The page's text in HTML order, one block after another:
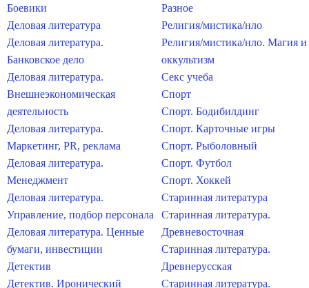
Боевики
Деловая литература
Деловая литература.
Банковское дело
Деловая литература.
Внешнеэкономическая
деятельность
Деловая литература.
Маркетинг, PR, реклама
Деловая литература.
Менеджмент
Деловая литература.
Управление, подбор персонала
Деловая литература. Ценные
бумаги, инвестиции
Детектив
Детектив. Иронический
Разное
Религия/мистика/нло
Религия/мистика/нло. Магия и
оккультизм
Секс учеба
Спорт
Спорт. Бодибилдинг
Спорт. Карточные игры
Спорт. Рыболовный
Спорт. Футбол
Спорт. Хоккей
Старинная литература
Старинная литература.
Древневосточная
Старинная литература.
Древнерусская
Старинная литература.